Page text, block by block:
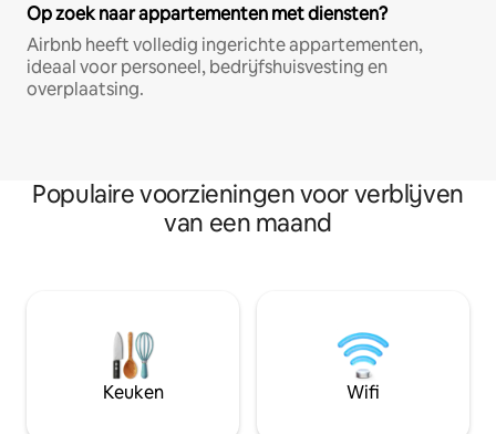
Op zoek naar appartementen met diensten?
Airbnb heeft volledig ingerichte appartementen,
ideaal voor personeel, bedrijfshuisvesting en
overplaatsing.
Populaire voorzieningen voor verblijven
van een maand
Keuken Wifi